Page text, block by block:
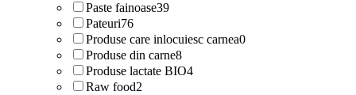
Paste fainoase39
Pateuri76
Produse care inlocuiesc carnea0
Produse din carne8
Produse lactate BIO4
Raw food2